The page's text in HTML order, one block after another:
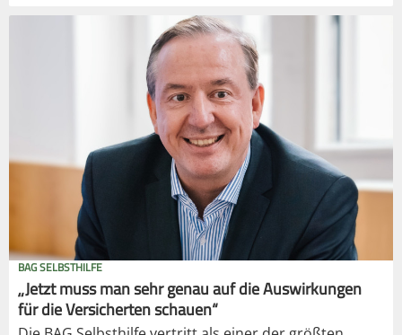
BAG SELBSTHILFE
„Jetzt muss man sehr genau auf die Auswirkungen
für die Versicherten schauen“